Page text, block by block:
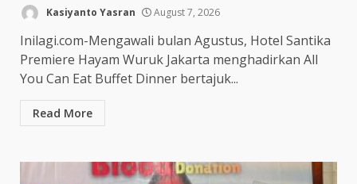
Kasiyanto Yasran August 7, 2026
Inilagi.com-Mengawali bulan Agustus, Hotel Santika
Premiere Hayam Wuruk Jakarta menghadirkan All
You Can Eat Buffet Dinner bertajuk...
Read More